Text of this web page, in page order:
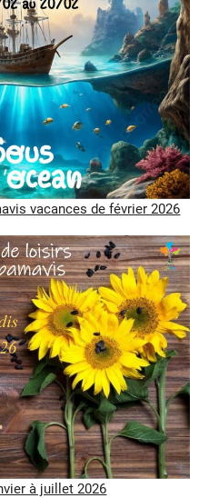
vacances de février 2026
à juillet 2026